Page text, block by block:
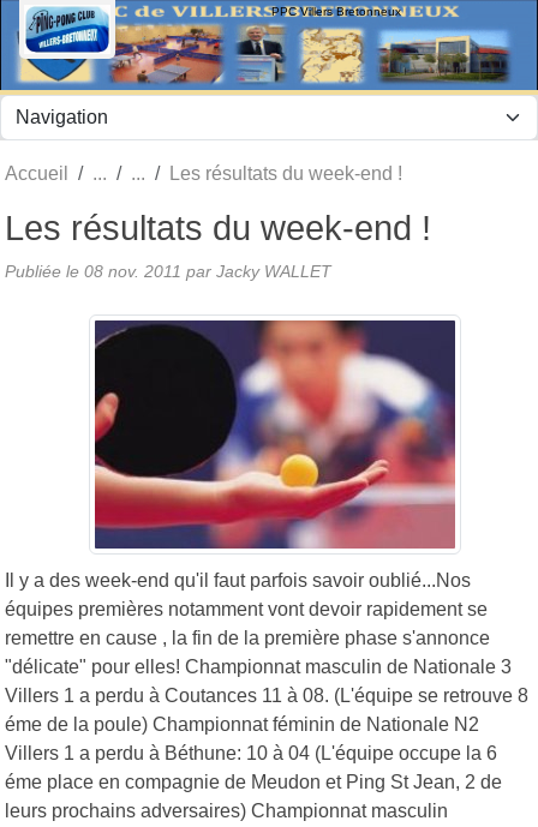
PPC Villers Bretonneux
Accueil Les résultats du week-end !
Les résultats du week-end !
Publiée le 08 nov. 2011 par Jacky WALLET
Il y a des week-end qu'il faut parfois savoir oublié...Nos
équipes premières notamment vont devoir rapidement se
remettre en cause , la fin de la première phase s'annonce
"délicate" pour elles! Championnat masculin de Nationale 3
Villers 1 a perdu à Coutances 11 à 08. (L'équipe se retrouve 8
éme de la poule) Championnat féminin de Nationale N2
Villers 1 a perdu à Béthune: 10 à 04 (L'équipe occupe la 6
éme place en compagnie de Meudon et Ping St Jean, 2 de
leurs prochains adversaires) Championnat masculin
Panneau de gestion des cookies